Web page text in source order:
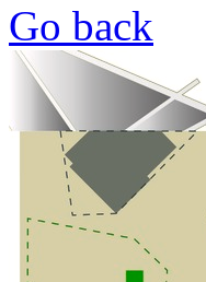
Go back